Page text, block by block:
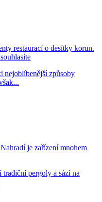
restaurací o desítky korun.
nejoblíbenější způsoby
je zařízení mnohem
tradiční pergoly a sází na